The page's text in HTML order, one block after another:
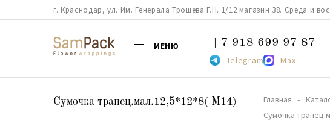
г. Краснодар, ул. Им. Генерала Трошева Г.Н. 1/12 магазин 38. Среда и
МЕНЮ +7 918 699 97 87
Telegram Max
Сумочка трапец.мал.12,5*12*8( М14) Главная
Сумочка